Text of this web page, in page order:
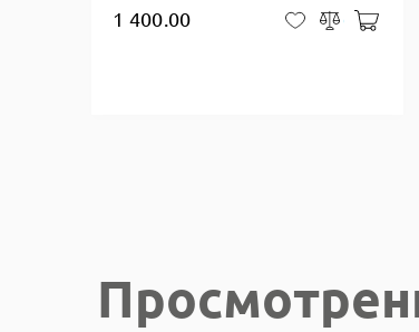
1 400.00 В закладки
Сравнить